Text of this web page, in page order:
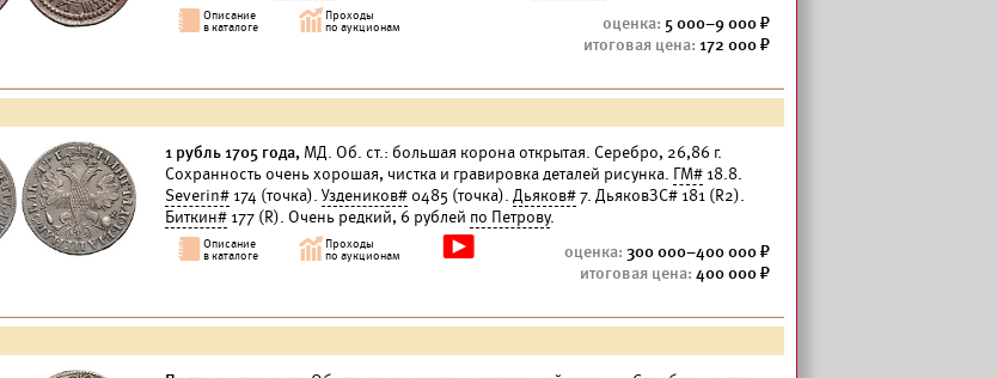
5 000–9 000
172 000
1 рубль 1705 года, МД. Об. ст.: большая корона открытая. Серебро, 26,86 г.
Сохранность очень хорошая, чистка и гравировка деталей рисунка. ГМ# 18.8.
Severin# 174 (точка). Уздеников# 0485 (точка). Дьяков#7. ДьяковЗС# 181 (R2).
Биткин# 177 (R). Очень редкий, 6 рублей по Петрову.
300 000–400 000
400 000